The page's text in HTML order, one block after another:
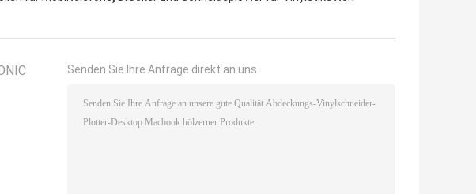
Senden Sie Ihre Anfrage direkt an uns